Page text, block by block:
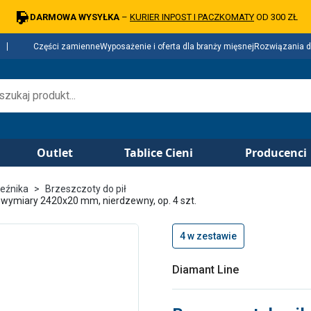
DARMOWA WYSYŁKA – KURIER INPOST I PACZKOMATY OD 300 ZŁ
Części zamienneWyposażenie i oferta dla branży mięsnejRozwiązania
Outlet Tablice Cieni Producenci
Brzeszczoty do pił
2420x20 mm, nierdzewny, op. 4 szt.
4 w zestawie
Diamant Line